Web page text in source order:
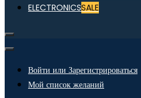
ELECTRONICSSALE
Войти или Зарегистрироваться
Мой список желаний